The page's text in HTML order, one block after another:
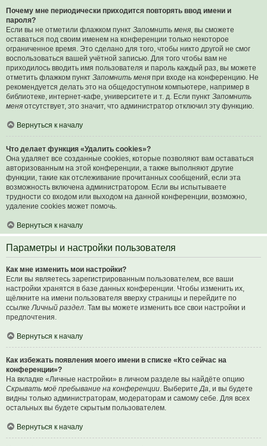
Почему мне периодически приходится повторять ввод имени и
пароля?
Если вы не отметили флажком пункт Запомнить меня, вы сможете
оставаться под своим именем на конференции только некоторое
ограниченное время. Это сделано для того, чтобы никто другой не смог
воспользоваться вашей учётной записью. Для того чтобы вам не
приходилось вводить имя пользователя и пароль каждый раз, вы можете
отметить флажком пункт Запомнить меня при входе на конференцию. Не
рекомендуется делать это на общедоступном компьютере, например в
библиотеке, интернет-кафе, университете и т. д. Если пункт Запомнить
меня отсутствует, это значит, что администратор отключил эту функцию.
Вернуться к началу
Что делает функция «Удалить cookies»?
Она удаляет все созданные cookies, которые позволяют вам оставаться
авторизованным на этой конференции, а также выполняют другие
функции, такие как отслеживание прочитанных сообщений, если эта
возможность включена администратором. Если вы испытываете
трудности со входом или выходом на данной конференции, возможно,
удаление cookies может помочь.
Вернуться к началу
Параметры и настройки пользователя
Как мне изменить мои настройки?
Если вы являетесь зарегистрированным пользователем, все ваши
настройки хранятся в базе данных конференции. Чтобы изменить их,
щёлкните на имени пользователя вверху страницы и перейдите по
ссылкеЛичный раздел. Там вы можете изменить все свои настройки и
предпочтения.
Вернуться к началу
Как избежать появления моего имени в списке «Кто сейчас на
конференции»?
На вкладке «Личные настройки» в личном разделе вы найдёте опцию
Скрывать моё пребывание на конференции. ВыберитеДа, и вы будете
видны только администраторам, модераторам и самому себе. Для всех
остальных вы будете скрытым пользователем.
Вернуться к началу